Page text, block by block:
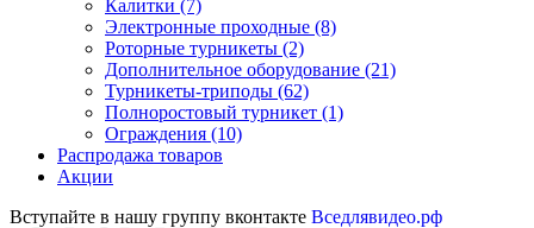
Калитки (7)
Электронные проходные (8)
Роторные турникеты (2)
Дополнительное оборудование (21)
Турникеты-триподы (62)
Полноростовый турникет (1)
Ограждения (10)
Распродажа товаров
Акции
Вступайте в нашу группу вконтакте Вседлявидео.рф